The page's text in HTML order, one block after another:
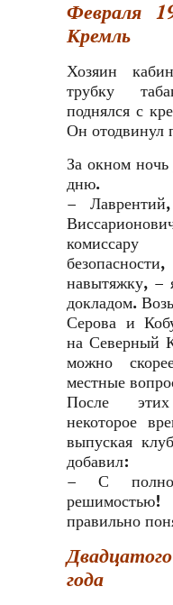
Февраля
Кремль
Хозяин
трубку
поднялся с
Он отодвинул
За окном ночь
дню.
–
комиссару
навытяжку, –
докладом.
Серова и
на Северный
можно
местные
После
некоторое
выпуская
добавил:
– С полной
правильно
года